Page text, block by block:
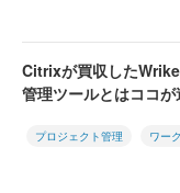
Citrixが買収した
管理ツールとはココが
プロジェクト管理 ワー